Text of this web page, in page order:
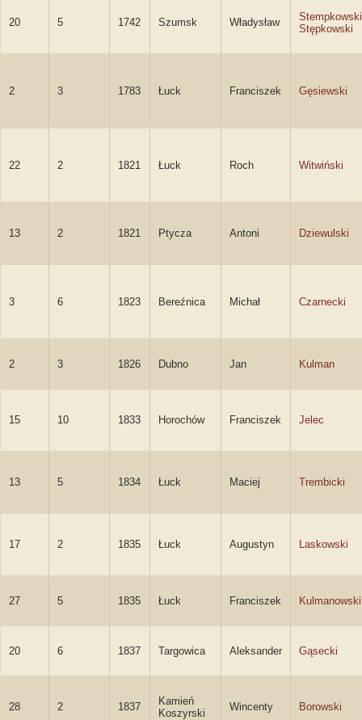
20 5 1742 Szumsk Władysław
Stempkowski
Stępkowski
2 3 1783 Łuck Franciszek Gęsiewski
22 2 1821 Łuck Roch Witwiński
13 2 1821 Ptycza Antoni Dziewulski
3 6 1823 Bereźnica Michał Czarnecki
2 3 1826 Dubno Jan Kulman
15 10 1833 Horochów Franciszek Jelec
13 5 1834 Łuck Maciej Trembicki
17 2 1835 Łuck Augustyn Laskowski
27 5 1835 Łuck Franciszek Kulmanowski
20 6 1837 Targowica Aleksander Gąsecki
28 2 1837
Kamień
Koszyrski
Wincenty Borowski